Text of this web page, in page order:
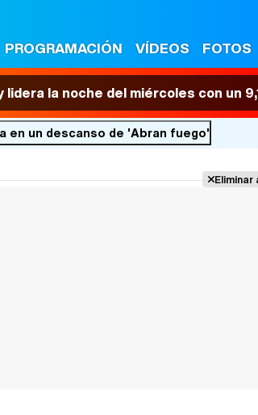
PROGRAMACIÓN VÍDEOS FOTOS
lidera la noche del miércoles con un
en un descanso de 'Abran fuego'
Eliminar